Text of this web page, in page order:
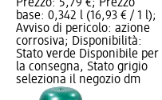
Prezzo: 5,79 €; Prezzo
base: 0,342 l (16,93 € / 1 l);
Avviso di pericolo: azione
corrosiva; Disponibilità:
Stato verde Disponibile per
la consegna, Stato grigio
seleziona il negozio dm